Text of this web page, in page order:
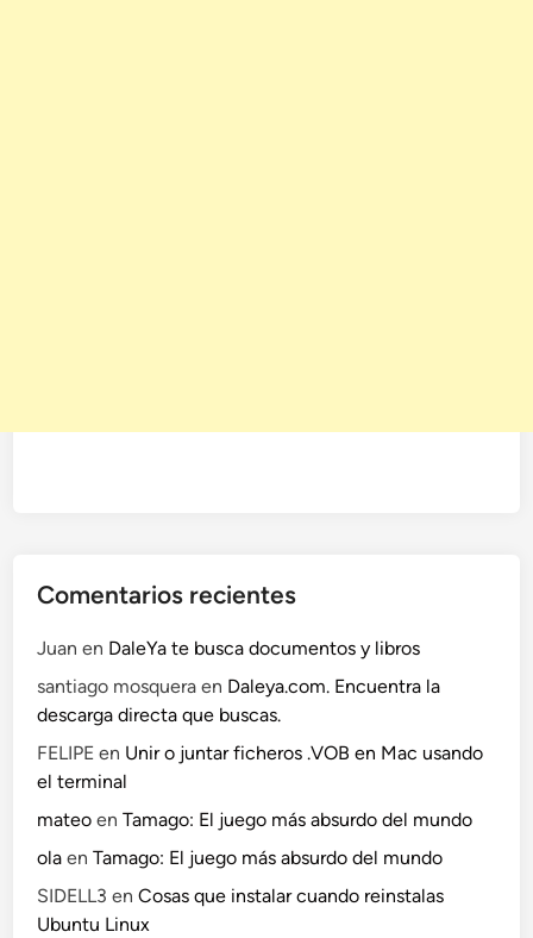
Comentarios recientes
Juan en DaleYa te busca documentos y libros
santiago mosquera en Daleya.com. Encuentra la
descarga directa que buscas.
FELIPE en Unir o juntar ficheros .VOB en Mac usando
el terminal
mateo enTamago: El juego más absurdo del mundo
ola enTamago: El juego más absurdo del mundo
SIDELL3 enCosas que instalar cuando reinstalas
Ubuntu Linux